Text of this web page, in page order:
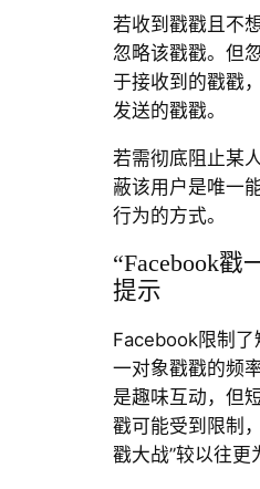
若收到戳戳且不
忽略该戳戳。但
于接收到的戳戳
发送的戳戳。
若需彻底阻止某
蔽该用户是唯一
行为的方式。
“Facebook戳
提示
Facebook限制了
一对象戳戳的频
是趣味互动，但
戳可能受到限制
戳大战”较以往更